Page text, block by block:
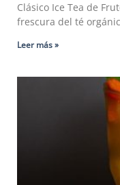
Clásico Ice Tea de
frescura del té
Leer más »